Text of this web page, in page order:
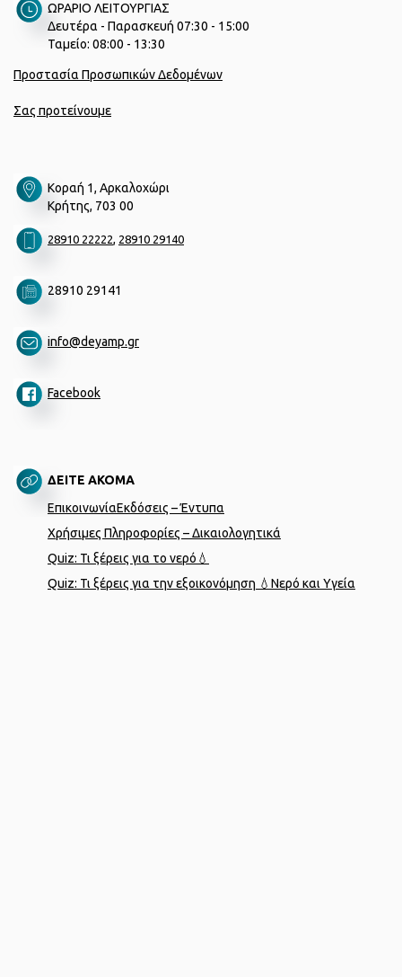
ΩΡΑΡΙΟ ΛΕΙΤΟΥΡΓΙΑΣ
Δευτέρα - Παρασκευή 07:30 - 15:00
Ταμείο: 08:00 - 13:30
Προστασία Προσωπικών Δεδομένων
Σας προτείνουμε
Κοραή 1, Αρκαλοχώρι
Κρήτης, 703 00
28910 22222, 28910 29140
28910 29141
info@deyamp.gr
Facebook
ΔΕΙΤΕ ΑΚΟΜΑ
ΕπικοινωνίαΕκδόσεις – Έντυπα
Χρήσιμες Πληροφορίες – Δικαιολογητικά
Quiz: Τι ξέρεις για το νερό💧
Quiz: Τι ξέρεις για την εξοικονόμηση 💧 Νερό και Υγεία